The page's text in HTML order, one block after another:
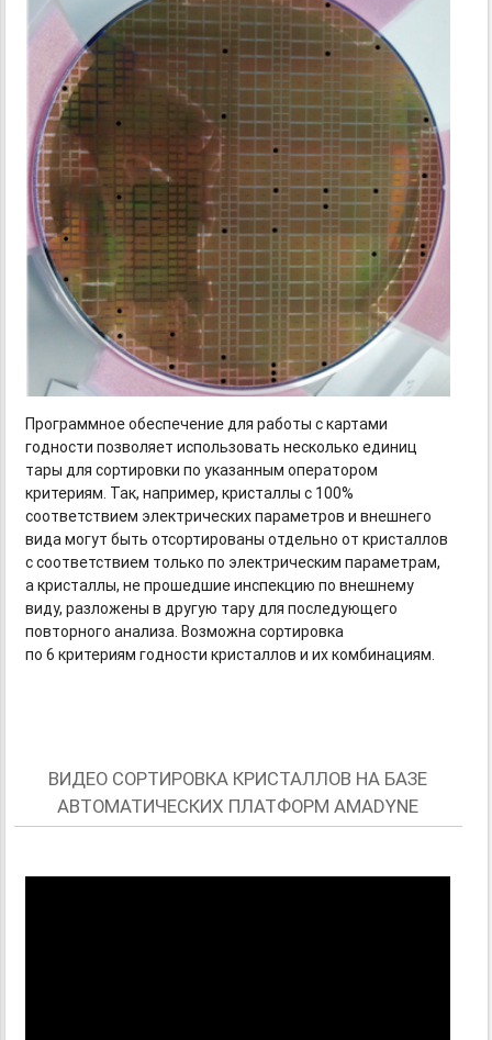
Программное обеспечение для работы с картами
годности позволяет использовать несколько единиц
тары для сортировки по указанным оператором
критериям. Так, например, кристаллы с 100%
соответствием электрических параметров и внешнего
вида могут быть отсортированы отдельно от кристаллов
с соответствием только по электрическим параметрам,
а кристаллы, не прошедшие инспекцию по внешнему
виду, разложены в другую тару для последующего
повторного анализа. Возможна сортировка
по 6 критериям годности кристаллов и их комбинациям.
ВИДЕО СОРТИРОВКА КРИСТАЛЛОВ НА БАЗЕ
АВТОМАТИЧЕСКИХ ПЛАТФОРМ AMADYNE